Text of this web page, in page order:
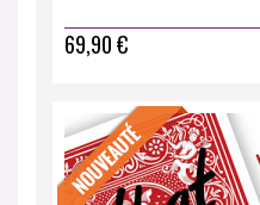
69,90 €